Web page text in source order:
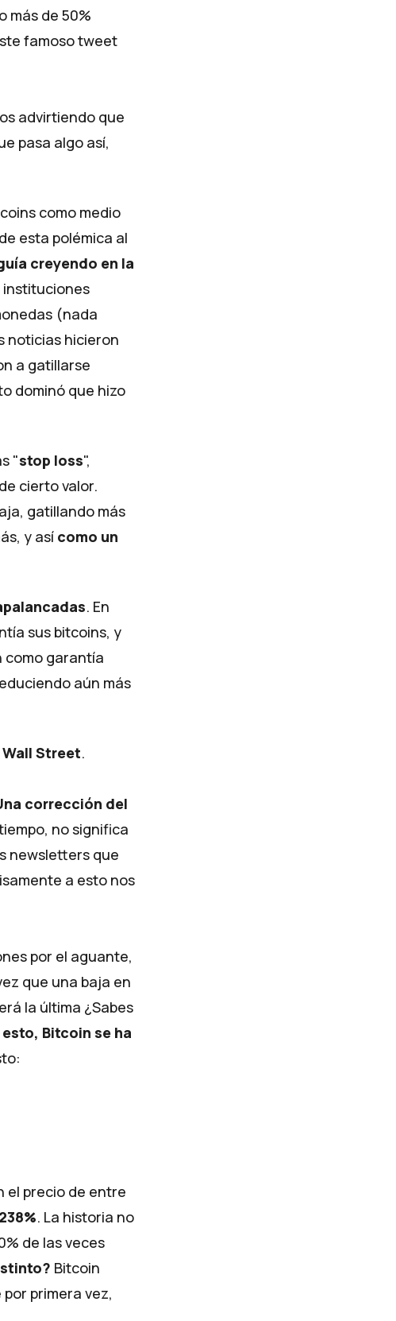
más de 50%
famoso tweet
advirtiendo que
pasa algo así,
como medio
esta polémica al
creyendo en la
instituciones
(nada
noticias hicieron
a gatillarse
dominó que hizo
"stop loss",
cierto valor.
gatillando más
y así como un
. En
sus bitcoins, y
como garantía
aún más
Street.
corrección del
no significa
newsletters que
a esto nos
por el aguante,
que una baja en
la última ¿Sabes
Bitcoin se ha
el precio de entre
238%. La historia no
de las veces
Bitcoin
primera vez,